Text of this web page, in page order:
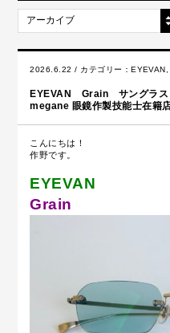
アーカイブ
2026.6.22 / カテゴリー：EYEVAN
EYEVAN Grain サングラ
megane 眼鏡作製技能士在籍
こんにちは！
作野です。
EYEVAN
Grain